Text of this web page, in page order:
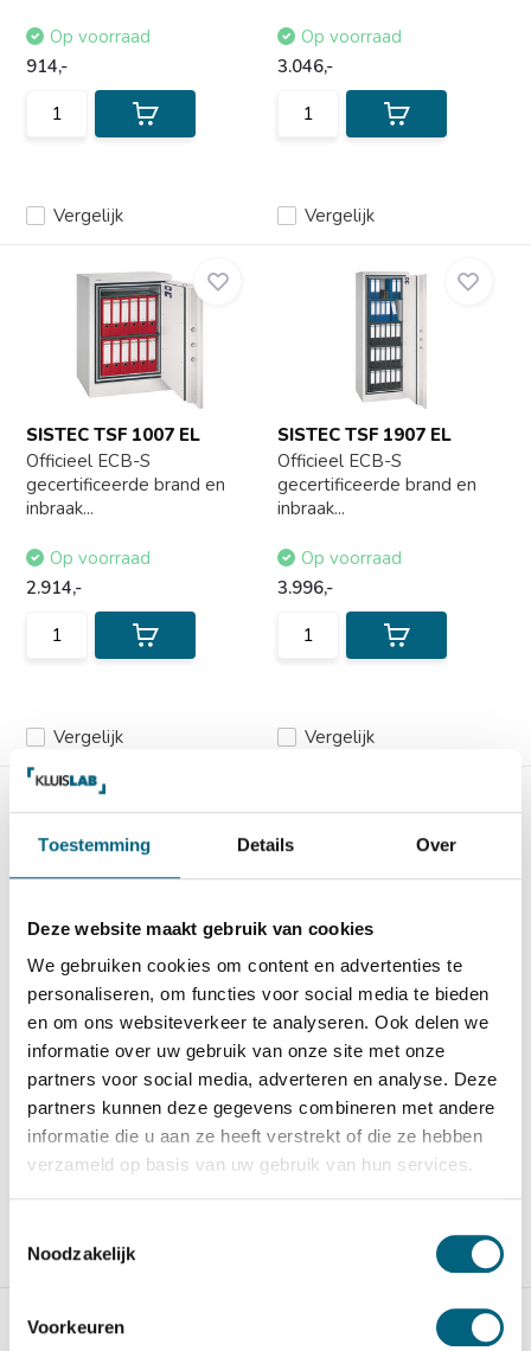
Toestemming Details Over
Deze website maakt gebruik van cookies
We gebruiken cookies om content en advertenties te
personaliseren, om functies voor social media te bieden
en om ons websiteverkeer te analyseren. Ook delen we
informatie over uw gebruik van onze site met onze
partners voor social media, adverteren en analyse. Deze
partners kunnen deze gegevens combineren met andere
informatie die u aan ze heeft verstrekt of die ze hebben
verzameld op basis van uw gebruik van hun services.
Noodzakelijk
Voorkeuren
Vergelijk
Op voorraad
914,-
Vergelijk
Op voorraad
3.046,-
SISTEC TSF 1007 EL
Officieel ECB-S
gecertificeerde brand en
inbraak...
Vergelijk
Op voorraad
2.914,-
SISTEC TSF 1907 EL
Officieel ECB-S
gecertificeerde brand en
inbraak...
Vergelijk
Op voorraad
3.996,-
SISTEC SK sleutelkluis 68
Officieel gecertificeerde
door RDW, BOVAG en ver...
Vergelijk
Op voorraad
1.382,-
SISTEC MT9+ EL
Officieel ECB-S
gecertificeerde
inbraakwerende k...
Op voorraad
1.628,-